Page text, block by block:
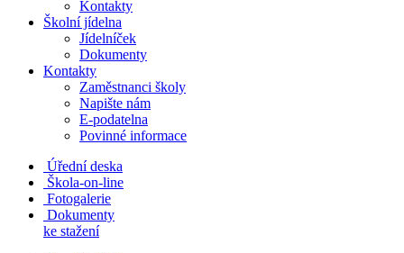
Kontakty
Školní jídelna
Jídelníček
Dokumenty
Kontakty
Zaměstnanci školy
Napište nám
E-podatelna
Povinné informace
Úřední deska
Škola-on-line
Fotogalerie
Dokumenty
ke stažení